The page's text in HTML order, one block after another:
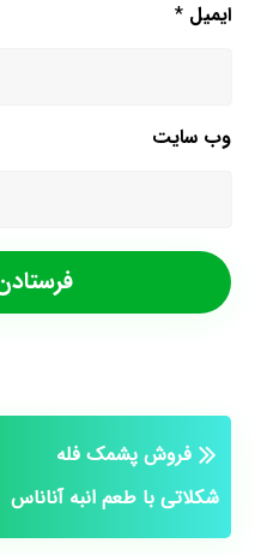
ایمیل *
وب‌ سایت
فروش پشمک فله
شکلاتی با طعم انبه آناناس